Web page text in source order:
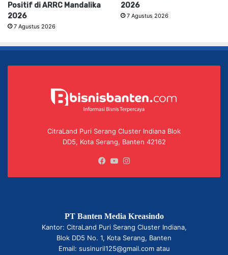
Positif di ARRC Mandalika
2026
7 Agustus 2026
2026
7 Agustus 2026
CitraLand Puri Serang Cluster Indiana Blok
DD5, Kota Serang, Banten 42162
Facebook
YouTube
PT Banten Media Kreasindo
Kantor: CitraLand Puri Serang Cluster Indiana,
Blok DD5 No. 1, Kota Serang, Banten
Email: susinuril125@gmail.com atau